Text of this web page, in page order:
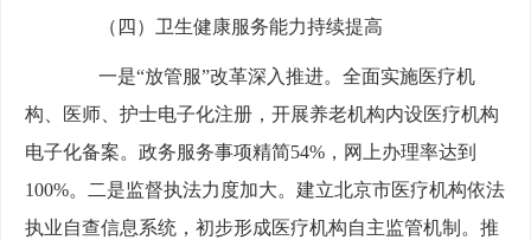
（四）卫生健康服务能力持续提高
一是“放管服”改革深入推进。全面实施医疗机
构、医师、护士电子化注册，开展养老机构内设医疗机构
电子化备案。政务服务事项精简54%，网上办理率达到
100%。二是监督执法力度加大。建立北京市医疗机构依法
执业自查信息系统，初步形成医疗机构自主监管机制。推